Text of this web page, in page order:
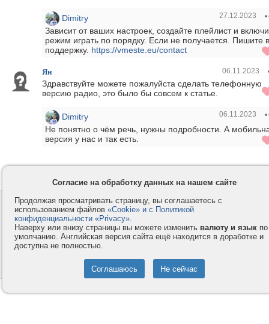
Dimitry 27.12.2023
Зависит от ваших настроек, создайте плейлист и
режим играть по порядку. Если не получается. Пишите в
поддержку. https://vmeste.eu/contact
Ян 06.11.2023
Здравствуйте можете пожалуйста сделать телефонную
версию радио, это было бы совсем к статье.
Dimitry 06.11.2023
Не понятно о чём речь, нужны подробности. А
версия у нас и так есть.
Контакты
Компания
Privacy и Cookie
Услуги
Как оплатить
Помощь
© 2008-2026
- Все права защищены.
Согласие на обработку данных на нашем сайте
Продолжая просматривать страницу, вы соглашаетесь с
использованием файлов «Cookie» и с Политикой
конфиденциальности «Privacy».
Наверху или внизу страницы вы можете изменить валюту и язык по
умолчанию. Английская версия сайта ещё находится в доработке и
доступна не полностью.